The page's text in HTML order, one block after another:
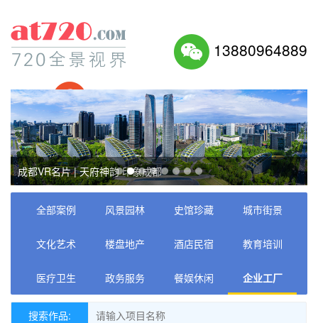
13880964889
27497003
成都VR名片 | 天府神韵 印象成都
全部案例 风景园林 史馆珍藏 城市街景
文化艺术 楼盘地产 酒店民宿 教育培训
医疗卫生 政务服务 餐娱休闲 企业工厂
搜索作品: